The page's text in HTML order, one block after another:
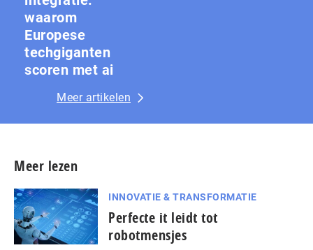
waarom
Europese
techgiganten
scoren met ai
Meer artikelen
Meer lezen
INNOVATIE & TRANSFORMATIE
Perfecte it leidt tot
robotmensjes